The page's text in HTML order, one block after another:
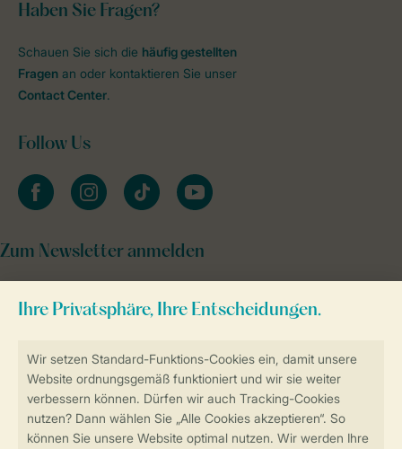
Sicher und schnell zur Online-Buchung
Sichere Datenübertragung
Haben Sie Fragen?
Schauen Sie sich die häufig gestellten
Fragen an oder kontaktieren Sie unser
Contact Center.
Follow Us
facebookinstagramtiktok youtube
Zum Newsletter anmelden